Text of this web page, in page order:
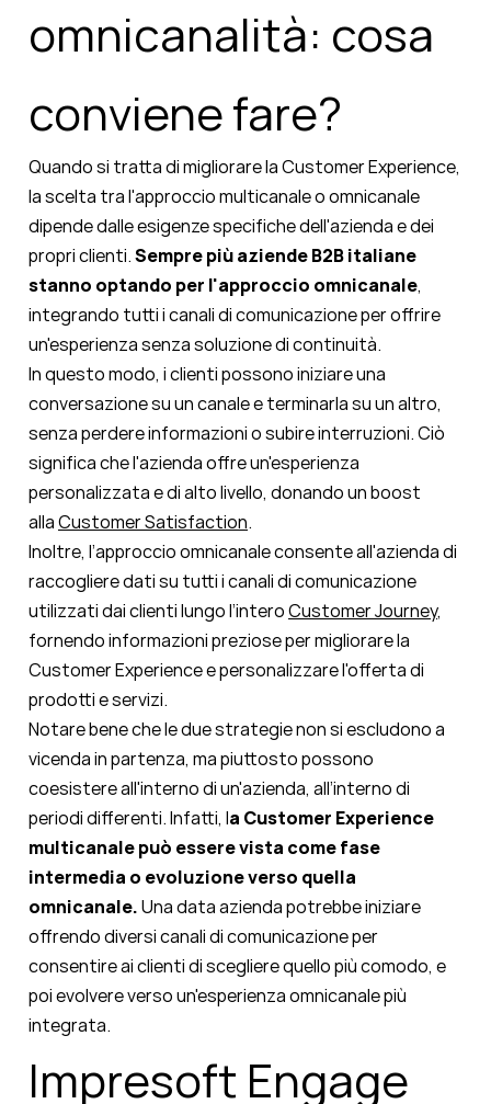
omnicanalità: cosa
conviene fare?
Quando si tratta di migliorare la Customer Experience,
la scelta tra l'approccio multicanale o omnicanale
dipende dalle esigenze specifiche dell'azienda e dei
propri clienti.Sempre più aziende B2B italiane
stanno optando per l'approccio omnicanale,
integrando tutti i canali di comunicazione per offrire
un'esperienza senza soluzione di continuità.
In questo modo, i clienti possono iniziare una
conversazione su un canale e terminarla su un altro,
senza perdere informazioni o subire interruzioni. Ciò
significa che l'azienda offre un'esperienza
personalizzata e di alto livello, donando un boost
allaCustomer Satisfaction.
Inoltre, l’approccio omnicanale consente all'azienda di
raccogliere dati su tutti i canali di comunicazione
utilizzati dai clienti lungo l’interoCustomer Journey,
fornendo informazioni preziose per migliorare la
Customer Experience e personalizzare l'offerta di
prodotti e servizi.
Notare bene che le due strategie non si escludono a
vicenda in partenza, ma piuttosto possono
coesistere all'interno di un'azienda, all’interno di
periodi differenti.Infatti, la Customer Experience
multicanale può essere vista come fase
intermedia o evoluzione verso quella
omnicanale.Una data azienda potrebbe iniziare
offrendo diversi canali di comunicazione per
consentire ai clienti di scegliere quello più comodo, e
poi evolvere verso un'esperienza omnicanale più
integrata.
Impresoft Engage